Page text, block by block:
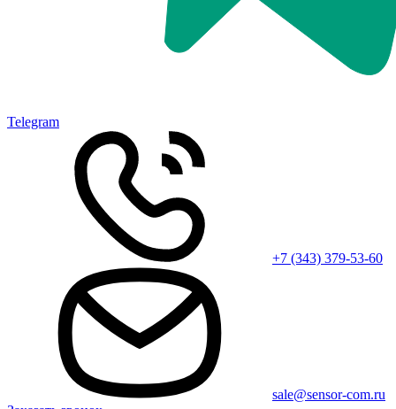
Telegram
+7 (343) 379-53-60
sale@sensor-com.ru